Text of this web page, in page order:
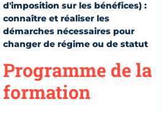
d'imposition sur les bénéfices) :
connaître et réaliser les
démarches nécessaires pour
changer de régime ou de statut
Programme de la
formation